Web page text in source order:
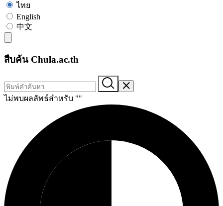
ไทย
English
中文
สืบค้น Chula.ac.th
ไม่พบผลลัพธ์สำหรับ ""